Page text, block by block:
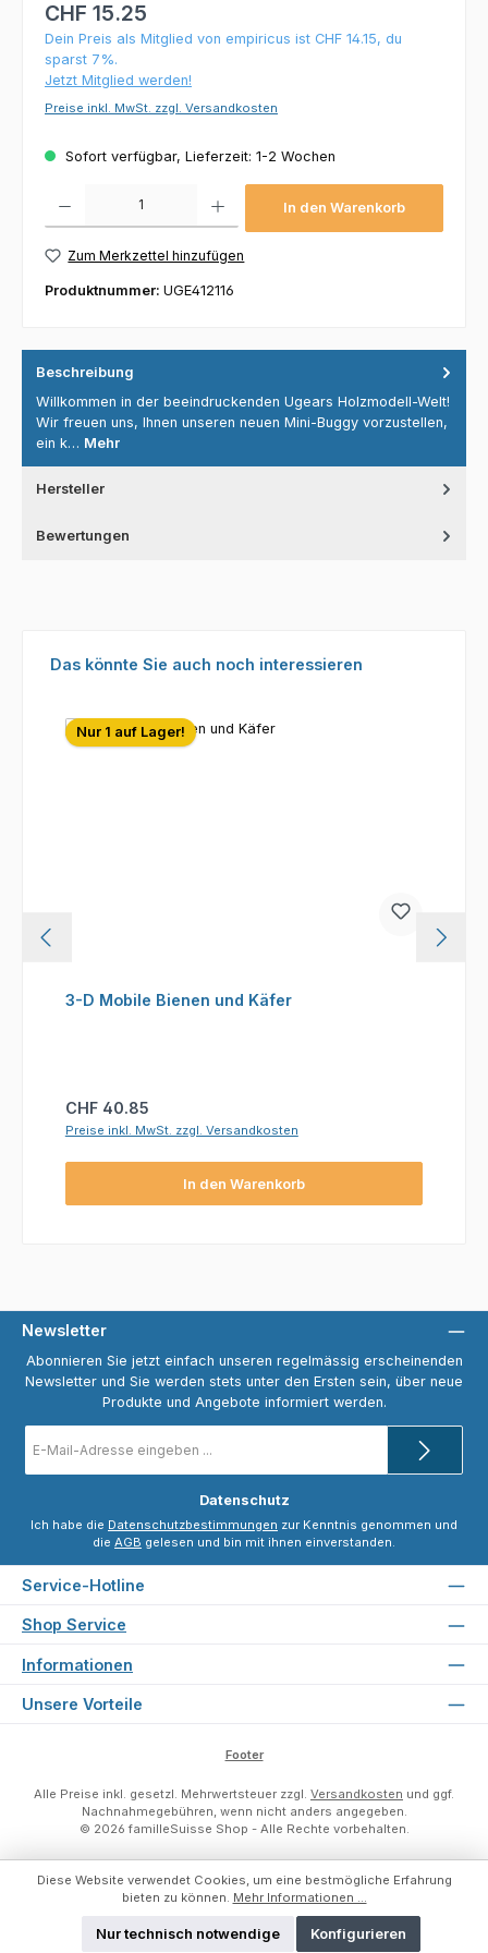
CHF 15.25
Dein Preis als Mitglied von empiricus ist CHF 14.15, du
sparst 7%.
Jetzt Mitglied werden!
Preise inkl. MwSt. zzgl. Versandkosten
Sofort verfügbar, Lieferzeit: 1-2 Wochen
In den Warenkorb
Zum Merkzettel hinzufügen
Produktnummer: UGE412116
Beschreibung
Willkommen in der beeindruckenden Ugears Holzmodell-Welt!
Wir freuen uns, Ihnen unseren neuen Mini-Buggy vorzustellen,
ein k… Mehr
Hersteller
Bewertungen
Produktgalerie überspringen
Das könnte Sie auch noch interessieren
Nur 1 auf Lager!
3-D Mobile Bienen und Käfer
Regulärer Preis:
CHF 40.85
Preise inkl. MwSt. zzgl. Versandkosten
In den Warenkorb
Newsletter
Abonnieren Sie jetzt einfach unseren regelmässig erscheinenden
Newsletter und Sie werden stets unter den Ersten sein, über neue
Produkte und Angebote informiert werden.
Mail-
Datenschutz
Ich habe die Datenschutzbestimmungen zur Kenntnis genommen und
die AGB gelesen und bin mit ihnen einverstanden.
Service-Hotline
Shop Service
Informationen
Unsere Vorteile
Footer
Alle Preise inkl. gesetzl. Mehrwertsteuer zzgl. Versandkosten und ggf.
Nachnahmegebühren, wenn nicht anders angegeben.
© 2026 familleSuisse Shop - Alle Rechte vorbehalten.
Diese Website verwendet Cookies, um eine bestmögliche Erfahrung
bieten zu können. Mehr Informationen ...
Nur technisch notwendige Konfigurieren